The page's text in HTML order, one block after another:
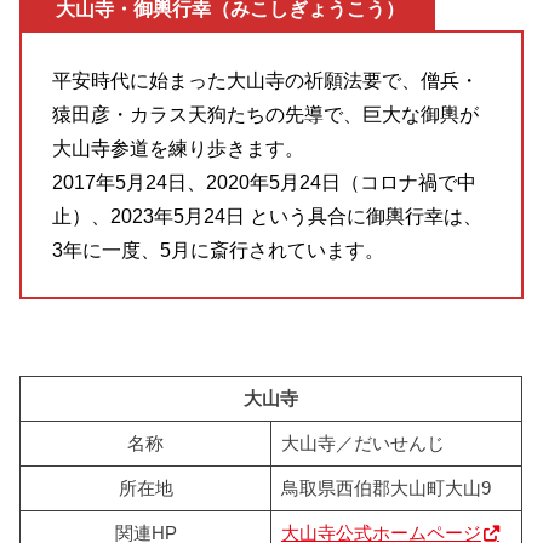
大山寺・御輿行幸（みこしぎょうこう）
平安時代に始まった大山寺の祈願法要で、僧兵・
猿田彦・カラス天狗たちの先導で、巨大な御輿が
大山寺参道を練り歩きます。
2017年5月24日、2020年5月24日（コロナ禍で中
止）、2023年5月24日 という具合に御輿行幸は、
3年に一度、5月に斎行されています。
大山寺
名称 大山寺／だいせんじ
所在地 鳥取県西伯郡大山町大山9
関連HP 大山寺公式ホームページ